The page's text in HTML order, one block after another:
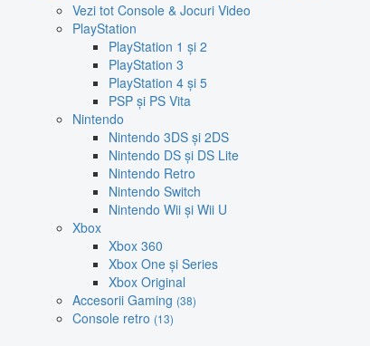
Vezi tot Console & Jocuri Video
PlayStation
PlayStation 1 și 2
PlayStation 3
PlayStation 4 și 5
PSP și PS Vita
Nintendo
Nintendo 3DS și 2DS
Nintendo DS și DS Lite
Nintendo Retro
Nintendo Switch
Nintendo Wii și Wii U
Xbox
Xbox 360
Xbox One și Series
Xbox Original
Accesorii Gaming (38)
Console retro (13)